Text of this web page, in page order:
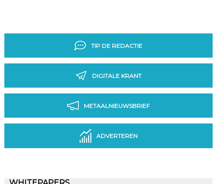
TIP DE REDACTIE
DIGITALE KRANT
METAALNIEUWSBRIEF
ADVERTEREN